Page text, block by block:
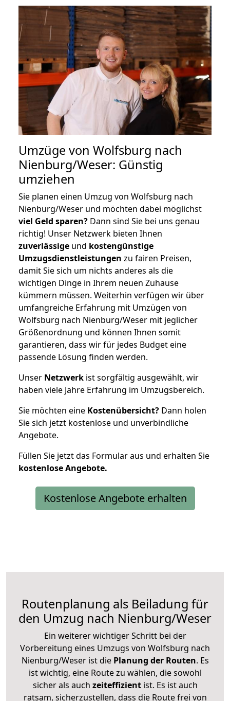
Umzüge von Wolfsburg nach
Nienburg/Weser: Günstig
umziehen
Sie planen einen Umzug von Wolfsburg nach
Nienburg/Weser und möchten dabei möglichst
viel Geld sparen? Dann sind Sie bei uns genau
richtig! Unser Netzwerk bieten Ihnen
zuverlässige und kostengünstige
Umzugsdienstleistungen zu fairen Preisen,
damit Sie sich um nichts anderes als die
wichtigen Dinge in Ihrem neuen Zuhause
kümmern müssen. Weiterhin verfügen wir über
umfangreiche Erfahrung mit Umzügen von
Wolfsburg nach Nienburg/Weser mit jeglicher
Größenordnung und können Ihnen somit
garantieren, dass wir für jedes Budget eine
passende Lösung finden werden.
Unser Netzwerk ist sorgfältig ausgewählt, wir
haben viele Jahre Erfahrung im Umzugsbereich.
Sie möchten eine Kostenübersicht? Dann holen
Sie sich jetzt kostenlose und unverbindliche
Angebote.
Füllen Sie jetzt das Formular aus und erhalten Sie
kostenloseAngebote.
Kostenlose Angebote erhalten
Routenplanung als Beiladung für
den Umzug nach Nienburg/Weser
Ein weiterer wichtiger Schritt bei der
Vorbereitung eines Umzugs von Wolfsburg nach
Nienburg/Weser ist diePlanung der Routen. Es
ist wichtig, eine Route zu wählen, die sowohl
sicher als auch zeiteffizientist. Es ist auch
ratsam, sicherzustellen, dass die Route frei von